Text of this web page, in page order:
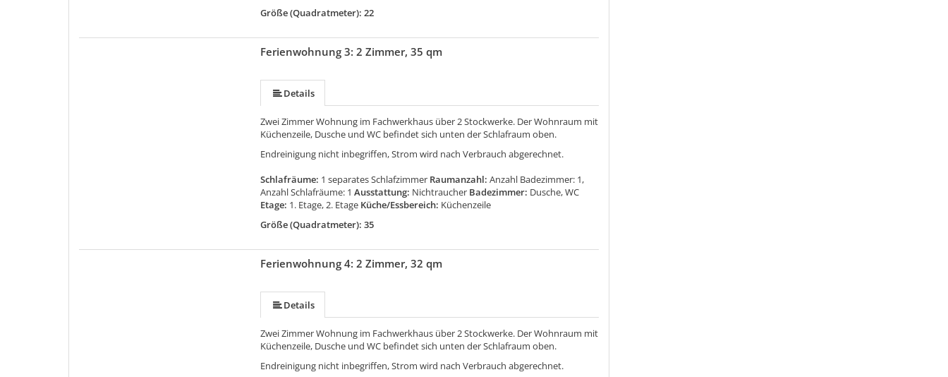
Größe (Quadratmeter): 22
Ferienwohnung 3: 2 Zimmer, 35 qm
Details
Zwei Zimmer Wohnung im Fachwerkhaus über 2 Stockwerke. Der Wohnraum mit
Küchenzeile, Dusche und WC befindet sich unten der Schlafraum oben.
Endreinigung nicht inbegriffen, Strom wird nach Verbrauch abgerechnet.
Schlafräume: 1 separates Schlafzimmer Raumanzahl:Anzahl Badezimmer: 1,
Anzahl Schlafräume: 1 Ausstattung: Nichtraucher Badezimmer: Dusche, WC
Etage: 1. Etage, 2. Etage Küche/Essbereich: Küchenzeile
Größe (Quadratmeter): 35
Ferienwohnung 4: 2 Zimmer, 32 qm
Details
Zwei Zimmer Wohnung im Fachwerkhaus über 2 Stockwerke. Der Wohnraum mit
Küchenzeile, Dusche und WC befindet sich unten der Schlafraum oben.
Endreinigung nicht inbegriffen, Strom wird nach Verbrauch abgerechnet.